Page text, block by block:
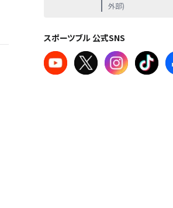
外部)
スポーツブル 公式SNS